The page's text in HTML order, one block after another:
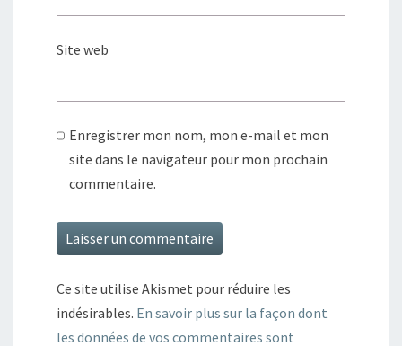
Site web
Enregistrer mon nom, mon e-mail et mon
site dans le navigateur pour mon prochain
commentaire.
Ce site utilise Akismet pour réduire les
indésirables. En savoir plus sur la façon dont
les données de vos commentaires sont